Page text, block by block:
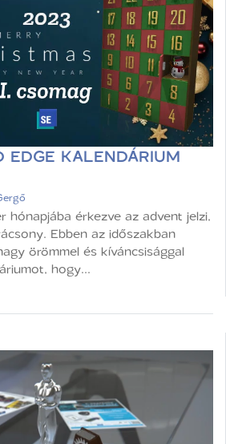
EDGE KALENDÁRIUM
hónapjába érkezve az advent jelzi,
Ebben az időszakban
örömmel és kíváncsisággal
hogy...